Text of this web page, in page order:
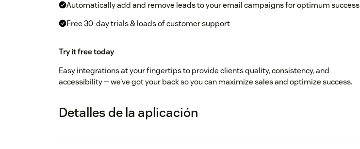
Automatically add and remove leads to your email campaigns for optimum success
Free 30-day trials & loads of customer support
Try it free today
Easy integrations at your fingertips to provide clients quality, consistency, and
accessibility — we’ve got your back so you can maximize sales and optimize success.
Detalles de la aplicación